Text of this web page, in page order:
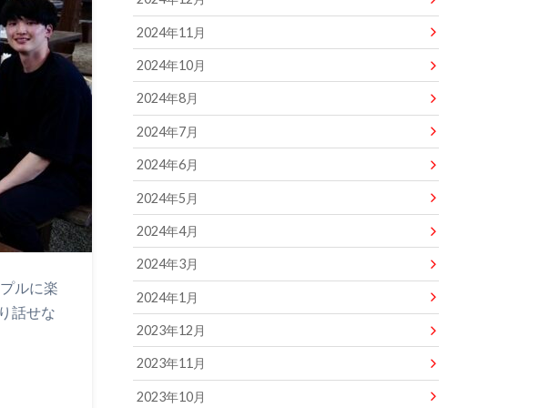
ルに楽
話せな
2024年11月
2024年10月
2024年8月
2024年7月
2024年6月
2024年5月
2024年4月
2024年3月
2024年1月
2023年12月
2023年11月
2023年10月